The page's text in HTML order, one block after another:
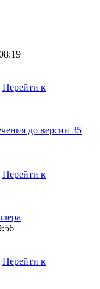
Перейти к
до версии 35
Перейти к
Перейти к